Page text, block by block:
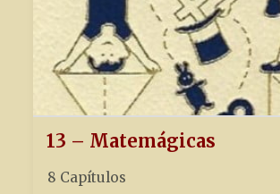
13 – Matemágicas
8 Capítulos